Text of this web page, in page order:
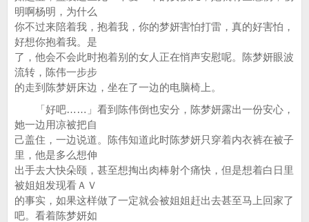
明啊杨明，为什么
你不过来陪着我，抱着我，你的梦妍害怕打雷，真的好害怕，
好想你抱着我。是
了，他会不会此时抱着别的女人正在悄声安慰呢。陈梦妍眼波
流转，陈伟一步步
的走到陈梦妍床边，坐在了一边的电脑椅上。
「好吧……」看到陈伟倒也安分，陈梦妍露出一份安心，
她一边用凉被把自
己盖住，一边说道。陈伟知道此时陈梦妍只穿着内衣裤在被子
里，他是多么想伸
出手去大快朵颐，甚至想掏出肉棒射个痛快，但是想着白日里
被姐姐发现看ＡＶ
的事实，如果这样做了一定就会被姐姐赶出去甚至马上回家了
吧。看着陈梦妍如